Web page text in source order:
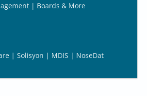
| Boards & More
| Solisyon | MDIS | NoseDat